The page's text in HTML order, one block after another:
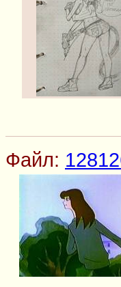
Файл: